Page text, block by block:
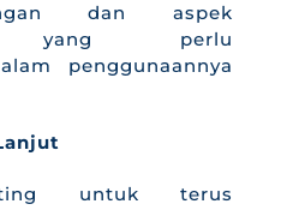
dan aspek
yang perlu
penggunaannya
untuk terus